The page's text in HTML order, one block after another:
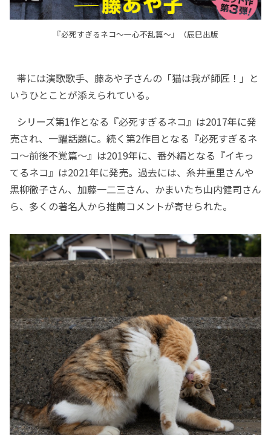
『必死すぎるネコ～一心不乱篇～』（辰巳出版
帯には演歌歌手、藤あや子さんの「猫は我が師匠！」と
いうひとことが添えられている。
シリーズ第1作となる『必死すぎるネコ』は2017年に発
売され、一躍話題に。続く第2作目となる『必死すぎるネ
コ～前後不覚篇～』は2019年に、番外編となる『イキっ
てるネコ』は2021年に発売。過去には、糸井重里さんや
黒柳徹子さん、加藤一二三さん、かまいたち山内健司さん
ら、多くの著名人から推薦コメントが寄せられた。